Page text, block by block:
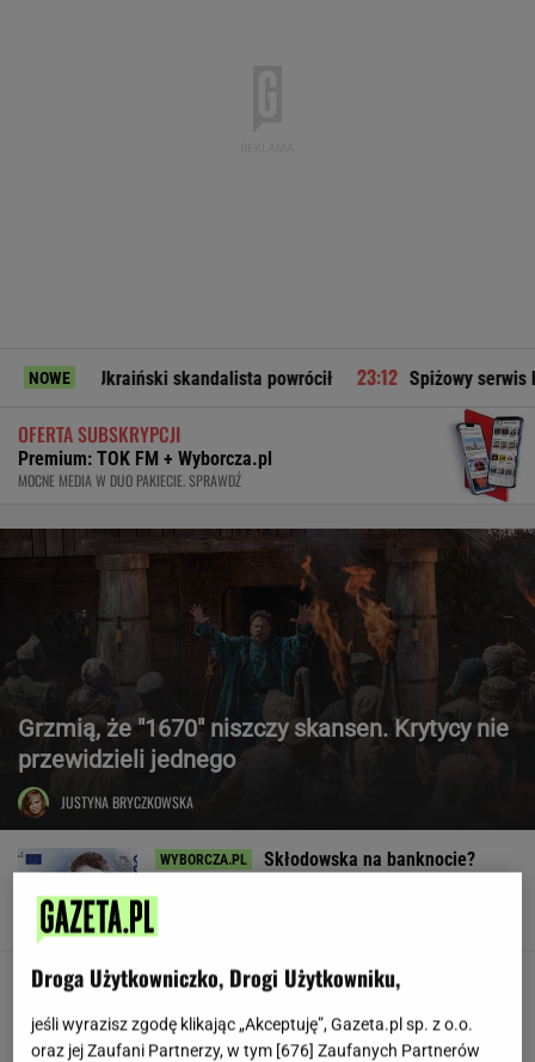
NOWE skandalista powrócił Spiżowy serwis Huberta
OFERTA SUBSKRYPCJI
Premium: TOK FM + Wyborcza.pl
MOCNE MEDIA W DUO PAKIECIE. SPRAWDŹ
Grzmią, że "1670" niszczy skansen. Krytycy nie
przewidzieli jednego
JUSTYNA BRYCZKOWSKA
Skłodowska na banknocie?
W USA szykują przepis, który może zmienić
Droga Użytkowniczko, Drogi Użytkowniku,
jeśli wyrazisz zgodę klikając „Akceptuję”, Gazeta.pl sp. z o.o.
oraz jej Zaufani Partnerzy, w tym [676] Zaufanych Partnerów